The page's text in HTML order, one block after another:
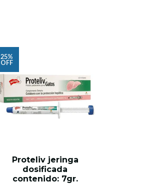
25%
OFF
Proteliv jeringa
dosificada
contenido: 7gr.